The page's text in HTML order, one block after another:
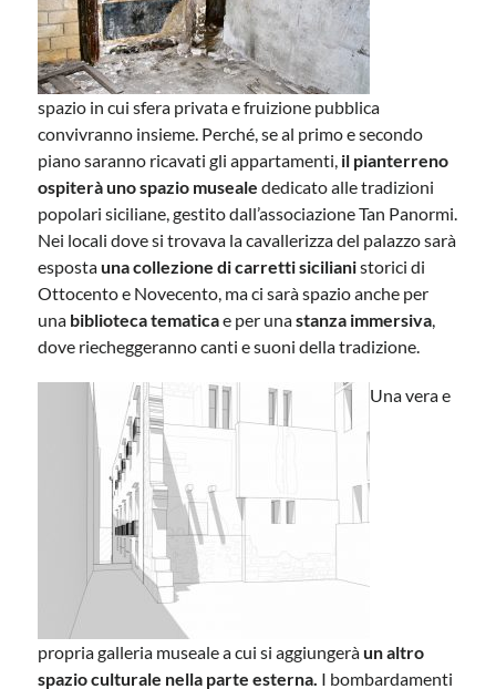
spazio in cui sfera privata e fruizione pubblica
convivranno insieme. Perché, se al primo e secondo
piano saranno ricavati gli appartamenti, il pianterreno
ospiterà uno spazio museale dedicato alle tradizioni
popolari siciliane, gestito dall’associazione Tan Panormi.
Nei locali dove si trovava la cavallerizza del palazzo sarà
espostauna collezione di carretti sicilianistorici di
Ottocento e Novecento, ma ci sarà spazio anche per
una biblioteca tematicae per unastanza immersiva,
dove riecheggeranno canti e suoni della tradizione.
Una vera e
propria galleria museale a cui si aggiungeràun altro
spazio culturale nella parte esterna. I bombardamenti